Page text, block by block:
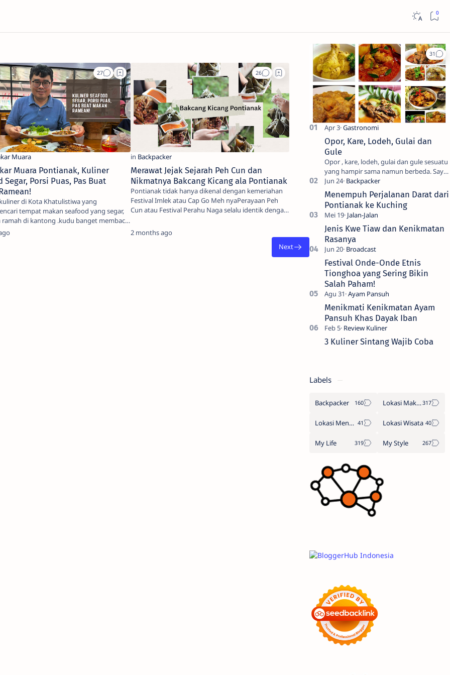
Muara Pontianak, Kuliner
Segar, Porsi Puas, Pas Buat
di Kota Khatulistiwa yang
tempat makan seafood yang segar,
ramah di kantong .kudu banget membaca
Merawat Jejak Sejarah Peh Cun dan
Nikmatnya Bakcang Kicang ala Pontianak
Pontianak tidak hanya dikenal dengan kemeriahan
Festival Imlek atau Cap Go Meh nyaPerayaan Peh
Cun atau Festival Perahu Naga selalu identik dengan
2 months ago
Opor, Kare, Lodeh, Gulai dan
Gule
Opor , kare, lodeh, gulai dan gule sesuatu
yang hampir sama namun berbeda. Saya
sendiri kesulitan untuk membedakanya.
Mencari tahu ada…
Menempuh Perjalanan Darat dari
Pontianak ke Kuching
Jenis Kwe Tiaw dan Kenikmatan
Rasanya
Festival Onde-Onde Etnis
Tionghoa yang Sering Bikin
Salah Paham!
Menikmati Kenikmatan Ayam
Pansuh Khas Dayak Iban
3 Kuliner Sintang Wajib Coba
Labels
Backpacker Lokasi Makan
Lokasi Menginap Lokasi Wisata
My Life My Style